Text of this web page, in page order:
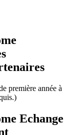
première année à
Echange